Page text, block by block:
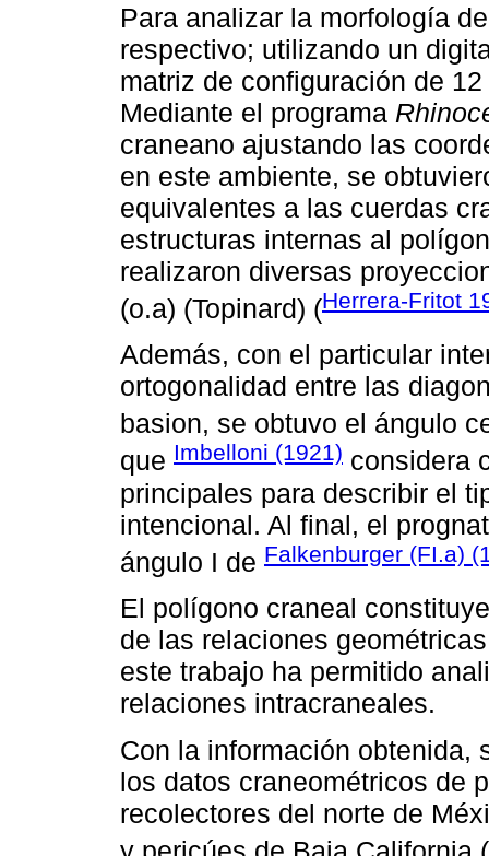
Para analizar la morfología
respectivo; utilizando un
matriz de configuración de
Mediante el programa
craneano ajustando las
en este ambiente, se
equivalentes a las cuerdas
estructuras internas al
realizaron diversas
(o.a) (Topinard) (Herrera-Fritot
Además, con el particular
ortogonalidad entre las
basion, se obtuvo el ángulo
que Imbelloni (1921) considera
principales para describir el
intencional. Al final, el
ángulo I de Falkenburger (FI.a)
El polígono craneal
de las relaciones
este trabajo ha permitido
relaciones intracraneales.
Con la información obtenida,
los datos craneométricos de
recolectores del norte de